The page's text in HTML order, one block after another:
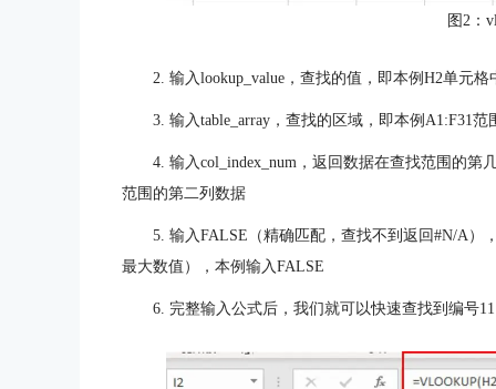
图2：
2. 输入lookup_value，查找的值，即本例H2单元格
3. 输入table_array，查找的区域，即本例A1:F31范
4. 输入col_index_num，返回数据在查找范围的
范围的第二列数据
5. 输入FALSE（精确匹配，查找不到返回#N/A）
最大数值），本例输入FALSE
6. 完整输入公式后，我们就可以快速查找到编号